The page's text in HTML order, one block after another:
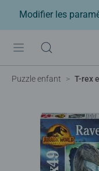
Modifier les
Puzzle enfant T-rex et